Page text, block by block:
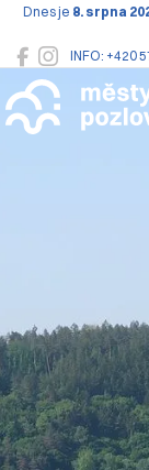
INFO: +420
Dnes je 8. srpna
Pozlovice